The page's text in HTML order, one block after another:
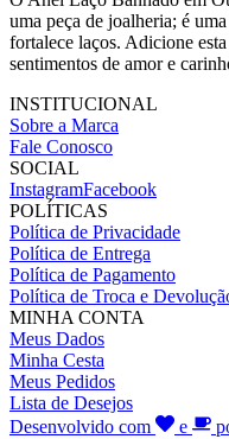
uma peça de joalheria; é
fortalece laços. Adicione
sentimentos de amor e
INSTITUCIONAL
Sobre a Marca
Fale Conosco
SOCIAL
InstagramFacebook
POLÍTICAS
Política de Privacidade
Política de Entrega
Política de Pagamento
Política de Troca e
MINHA CONTA
Meus Dados
Minha Cesta
Meus Pedidos
Lista de Desejos
Desenvolvido com
e